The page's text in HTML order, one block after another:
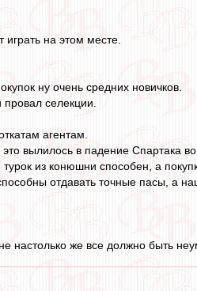
на этом месте.
ну очень средних новичков.
селекции.
агентам.
вылилось в падение Спартака во
из конюшни способен, а
отдавать точные пасы, а
настолько же все должно быть